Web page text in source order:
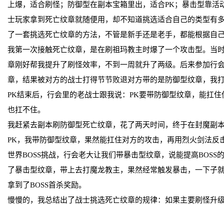
上爆，适合刷怪；防御型在副本宝箱里出，适合PK；暴击型靠活
士玩家拿到死亡纹章就随便用，却不知道挑选适合自己的类型有
了一套挑选死亡纹章的方法，不管是新手还是老手，都能根据自
我第一次接触死亡纹章，是在刷祖玛教主时爆了一个攻击型。当
章刚好帮我提升了刷怪效率，不到一周就升了两级。后来参加行
章，结果被对方的战士打得节节败退对方带的是防御型纹章，我
PK结束后，行会里的老战士跟我说：PK要带防御型纹章，能扛
也扛不住。
我赶紧去副本刷防御型死亡纹章，花了两天时间，终于在封魔副
PK，我带防御型纹章，果然能扛住对方的攻击，再用烈火剑法反
世界BOSS挑战，行会老大让我们带暴击型纹章，说能提高BOSS
了暴击型纹章，带上去打魔龙教主，果然经常触发暴击，一下子
拿到了BOSS首杀奖励。
慢慢的，我总结出了战士挑选死亡纹章的规律：如果主要刷怪升